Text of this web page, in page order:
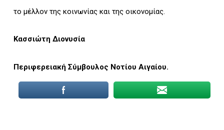
το μέλλον της κοινωνίας και της οικονομίας.
Κασσιώτη Διονυσία
Περιφερειακή Σύμβουλος Νοτίου Αιγαίου.